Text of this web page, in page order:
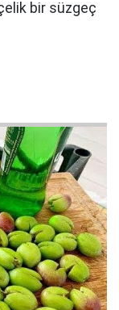
bir süzgeç